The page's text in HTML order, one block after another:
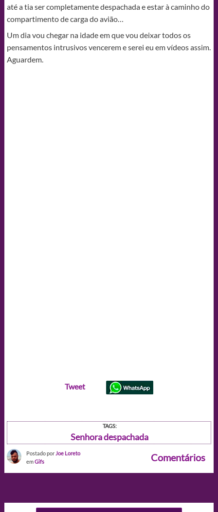
até a tia ser completamente despachada e estar à caminho do
compartimento de carga do avião…
Um dia vou chegar na idade em que vou deixar todos os
pensamentos intrusivos vencerem e serei eu em vídeos assim.
Aguardem.
Tweet
TAGS:
Senhora despachada
Postado por Joe Loreto
emGifs Comentários